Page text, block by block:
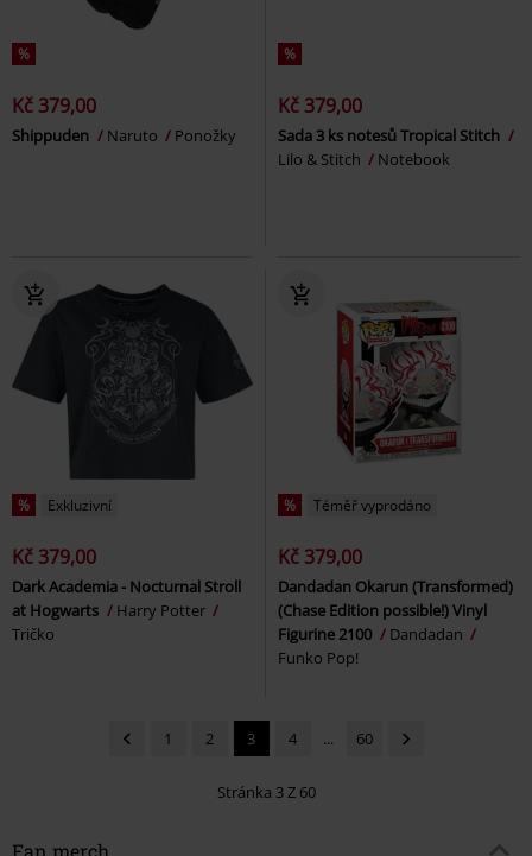
%
Kč 379,00
Shippuden Naruto Ponožky
%
Kč 379,00
Sada 3 ks notesů Tropical Stitch
Lilo & Stitch
Notebook
% Exkluzivní
Kč 379,00
Dark Academia - Nocturnal Stroll
at Hogwarts
Harry Potter
Tričko
% Téměř vyprodáno
Kč 379,00
Dandadan Okarun (Transformed)
(Chase Edition possible!) Vinyl
Figurine 2100
Dandadan
Funko Pop!
1 2 3 4 ... 60
Stránka 3 Z 60
Fan merch